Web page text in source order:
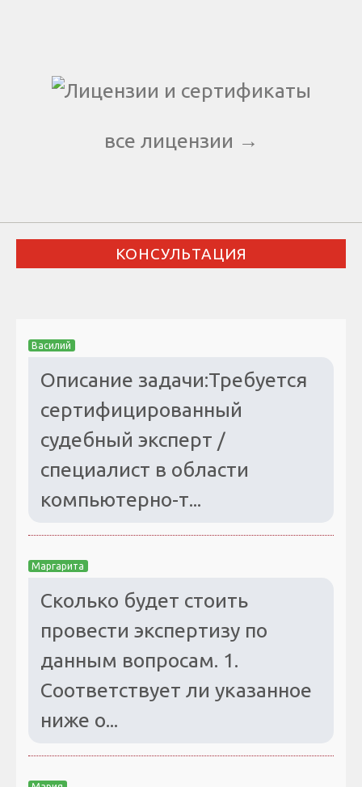
все лицензии →
КОНСУЛЬТАЦИЯ
Василий
Описание задачи:Требуется
сертифицированный
судебный эксперт /
специалист в области
компьютерно-т...
Маргарита
Сколько будет стоить
провести экспертизу по
данным вопросам. 1.
Соответствует ли указанное
ниже о...